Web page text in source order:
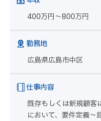
400万円～800万円
勤務地
広島県広島市中区
仕事内容
既存もしくは新規顧客
において、要件定義～